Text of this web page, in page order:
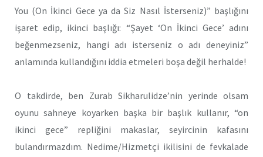
You (On İkinci Gece ya da Siz Nasıl İsterseniz)” başlığını
işaret edip, ikinci başlığı: “Şayet ‘On İkinci Gece’ adını
beğenmezseniz, hangi adı isterseniz o adı deneyiniz”
anlamında kullandığını iddia etmeleri boşa değil herhalde!
O takdirde, ben Zurab Sikharulidze’nin yerinde olsam
oyunu sahneye koyarken başka bir başlık kullanır, “on
ikinci gece” repliğini makaslar, seyircinin kafasını
bulandırmazdım. Nedime/Hizmetçi ikilisini de fevkalade